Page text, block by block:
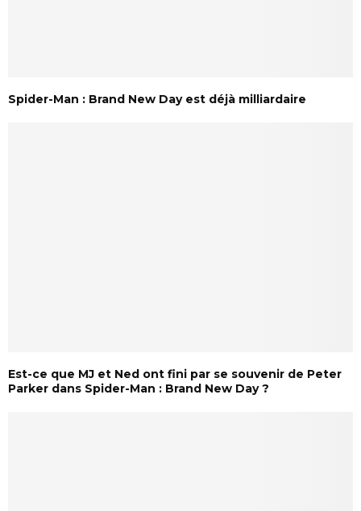
Spider-Man : Brand New Day est déjà milliardaire
Est-ce que MJ et Ned ont fini par se souvenir de Peter
Parker dans Spider-Man : Brand New Day ?